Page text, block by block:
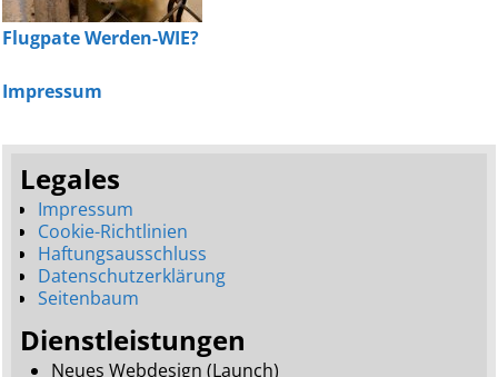
Flugpate Werden-WIE?
Impressum
Legales
Impressum
Cookie-Richtlinien
Haftungsausschluss
Datenschutzerklärung
Seitenbaum
Dienstleistungen
Neues Webdesign (Launch)